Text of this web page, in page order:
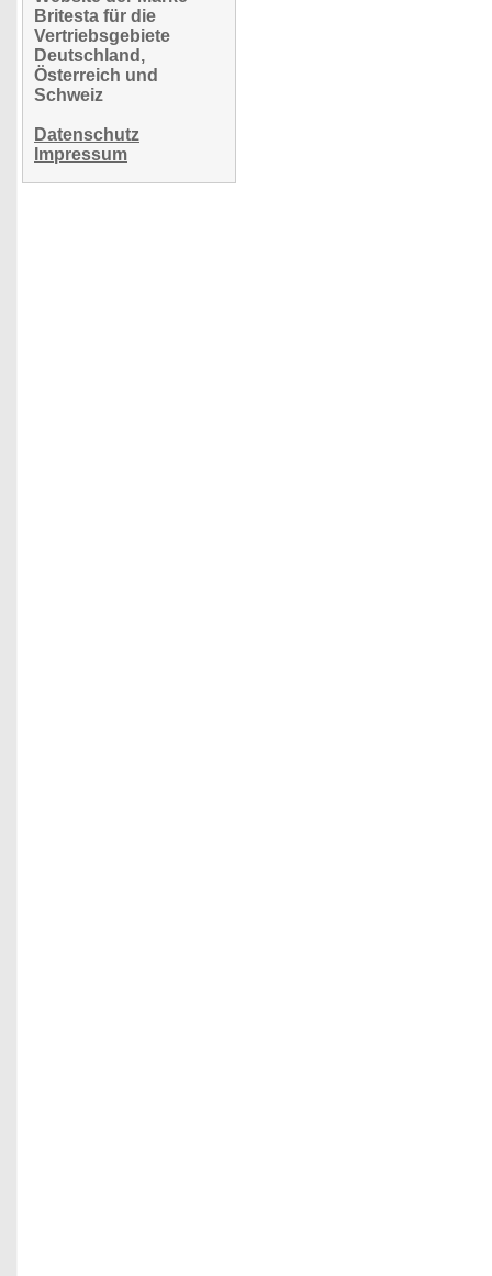
Britesta für die
Vertriebsgebiete
Deutschland,
Österreich und
Schweiz
Datenschutz
Impressum